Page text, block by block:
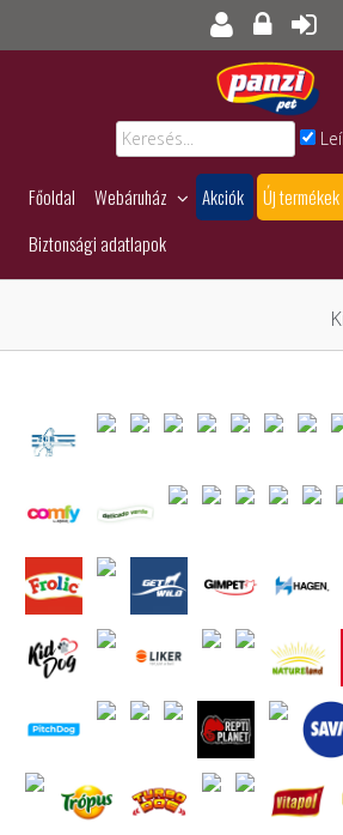
Főoldal Webáruház Akciók Új termékek
Biztonsági adatlapok